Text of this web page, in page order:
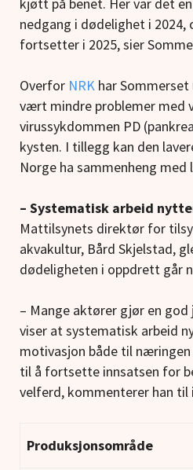
kjøtt på benet. Her var det
nedgang i dødelighet i 2024,
fortsetter i 2025, sier
Overfor NRK har
vært mindre problemer med
virussykdommen PD
kysten. I tillegg kan den
Norge ha sammenheng
– Systematisk arbeid
Mattilsynets direktør for
akvakultur, Bård Skjelstad,
dødeligheten i oppdrett går
– Mange aktører gjør en
viser at systematisk arbeid
motivasjon både til
til å fortsette innsatsen for
velferd, kommenterer han til
Produksjonsområde